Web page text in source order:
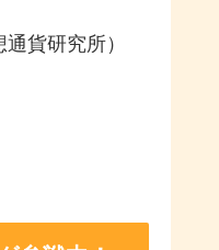
貨研究所）